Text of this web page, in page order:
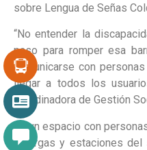
sobre Lengua de Señas
“No entender la
paso para romper esa
comunicarse con
llegar a todos los
coordinadora de Gestión
En un espacio con
recargas y estaciones del